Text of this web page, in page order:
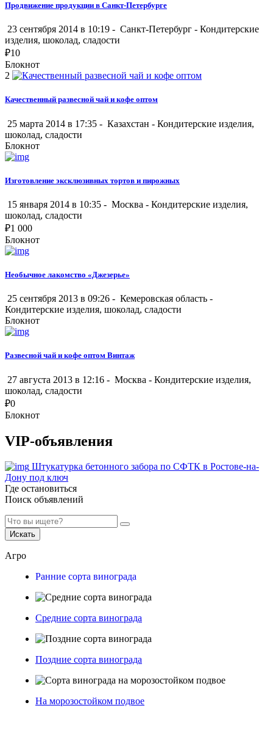
Продвижение продукции в Санкт-Петербурге
23 сентября 2014 в 10:19 - Санкт-Петербург - Кондитерские
изделия, шоколад, сладости
₽10
Блокнот
2
Качественный развесной чай и кофе оптом
25 марта 2014 в 17:35 - Казахстан - Кондитерские изделия,
шоколад, сладости
Блокнот
Изготовление эксклюзивных тортов и пирожных
15 января 2014 в 10:35 - Москва - Кондитерские изделия,
шоколад, сладости
₽1 000
Блокнот
Необычное лакомство «Джезерье»
25 сентября 2013 в 09:26 - Кемеровская область -
Кондитерские изделия, шоколад, сладости
Блокнот
Развесной чай и кофе оптом Винтаж
27 августа 2013 в 12:16 - Москва - Кондитерские изделия,
шоколад, сладости
₽0
Блокнот
VIP-объявления
Штукатурка бетонного забора по СФТК в Ростове-на-
Дону под ключ
Где остановиться
Поиск объявлений
Искать
Агро
Ранние сорта винограда
Средние сорта винограда
Поздние сорта винограда
На морозостойком подвое